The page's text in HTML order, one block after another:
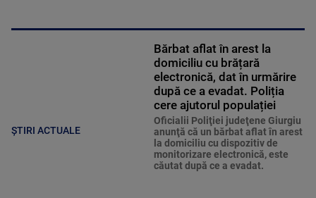
ȘTIRI ACTUALE
Bărbat aflat în arest la
domiciliu cu brățară
electronică, dat în urmărire
după ce a evadat. Poliția
cere ajutorul populației
Oficialii Poliţiei judeţene Giurgiu
anunţă că un bărbat aflat în arest
la domiciliu cu dispozitiv de
monitorizare electronică, este
căutat după ce a evadat.